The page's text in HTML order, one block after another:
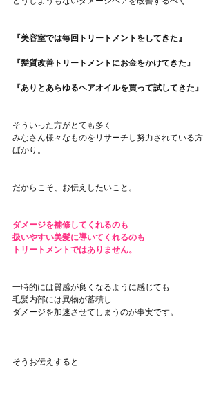
『美容室では毎回トリートメントをしてきた』
『髪質改善トリートメントにお金をかけてきた』
『ありとあらゆるヘアオイルを買って試してきた』
そういった方がとても多く
みなさん様々なものをリサーチし努力されている方
ばかり。
だからこそ、お伝えしたいこと。
ダメージを補修してくれるのも
扱いやすい美髪に導いてくれるのも
トリートメントではありません。
一時的には質感が良くなるように感じても
毛髪内部には異物が蓄積し
ダメージを加速させてしまうのが事実です。
そうお伝えすると